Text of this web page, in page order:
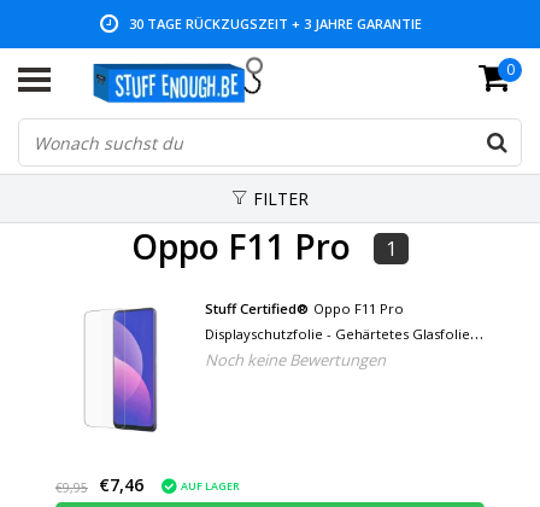
30 TAGE RÜCKZUGSZEIT + 3 JAHRE GARANTIE
NIEDRIGE PREISE UND GROSSE AUSWAHL 0
FILTER
Oppo F11 Pro 1
Stuff Certified® Oppo F11 Pro
Displayschutzfolie - Gehärtetes Glasfolie
Gehärtetes Glas
Noch keine Bewertungen
€9,95 €7,46 AUF LAGER